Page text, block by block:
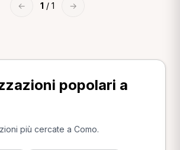
← 1 / 1 →
popolari a
più cercate a Como.